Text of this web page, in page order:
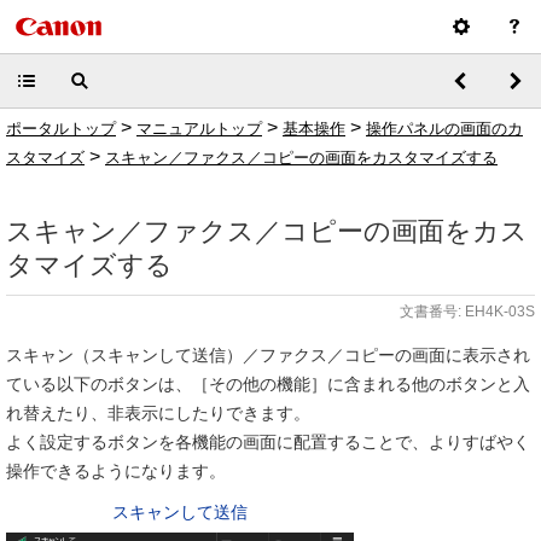
ポータルトップ> マニュアルトップ> 基本操作 > 操作パネルの画面のカ
スタマイズ > スキャン／ファクス／コピーの画面をカスタマイズする
スキャン／ファクス／コピーの画面をカス
タマイズする
文書番号: EH4K-03S
スキャン（スキャンして送信）／ファクス／コピーの画面に表示され
ている以下のボタンは、［その他の機能］に含まれる他のボタンと入
れ替えたり、非表示にしたりできます。
よく設定するボタンを各機能の画面に配置することで、よりすばやく
操作できるようになります。
スキャンして送信